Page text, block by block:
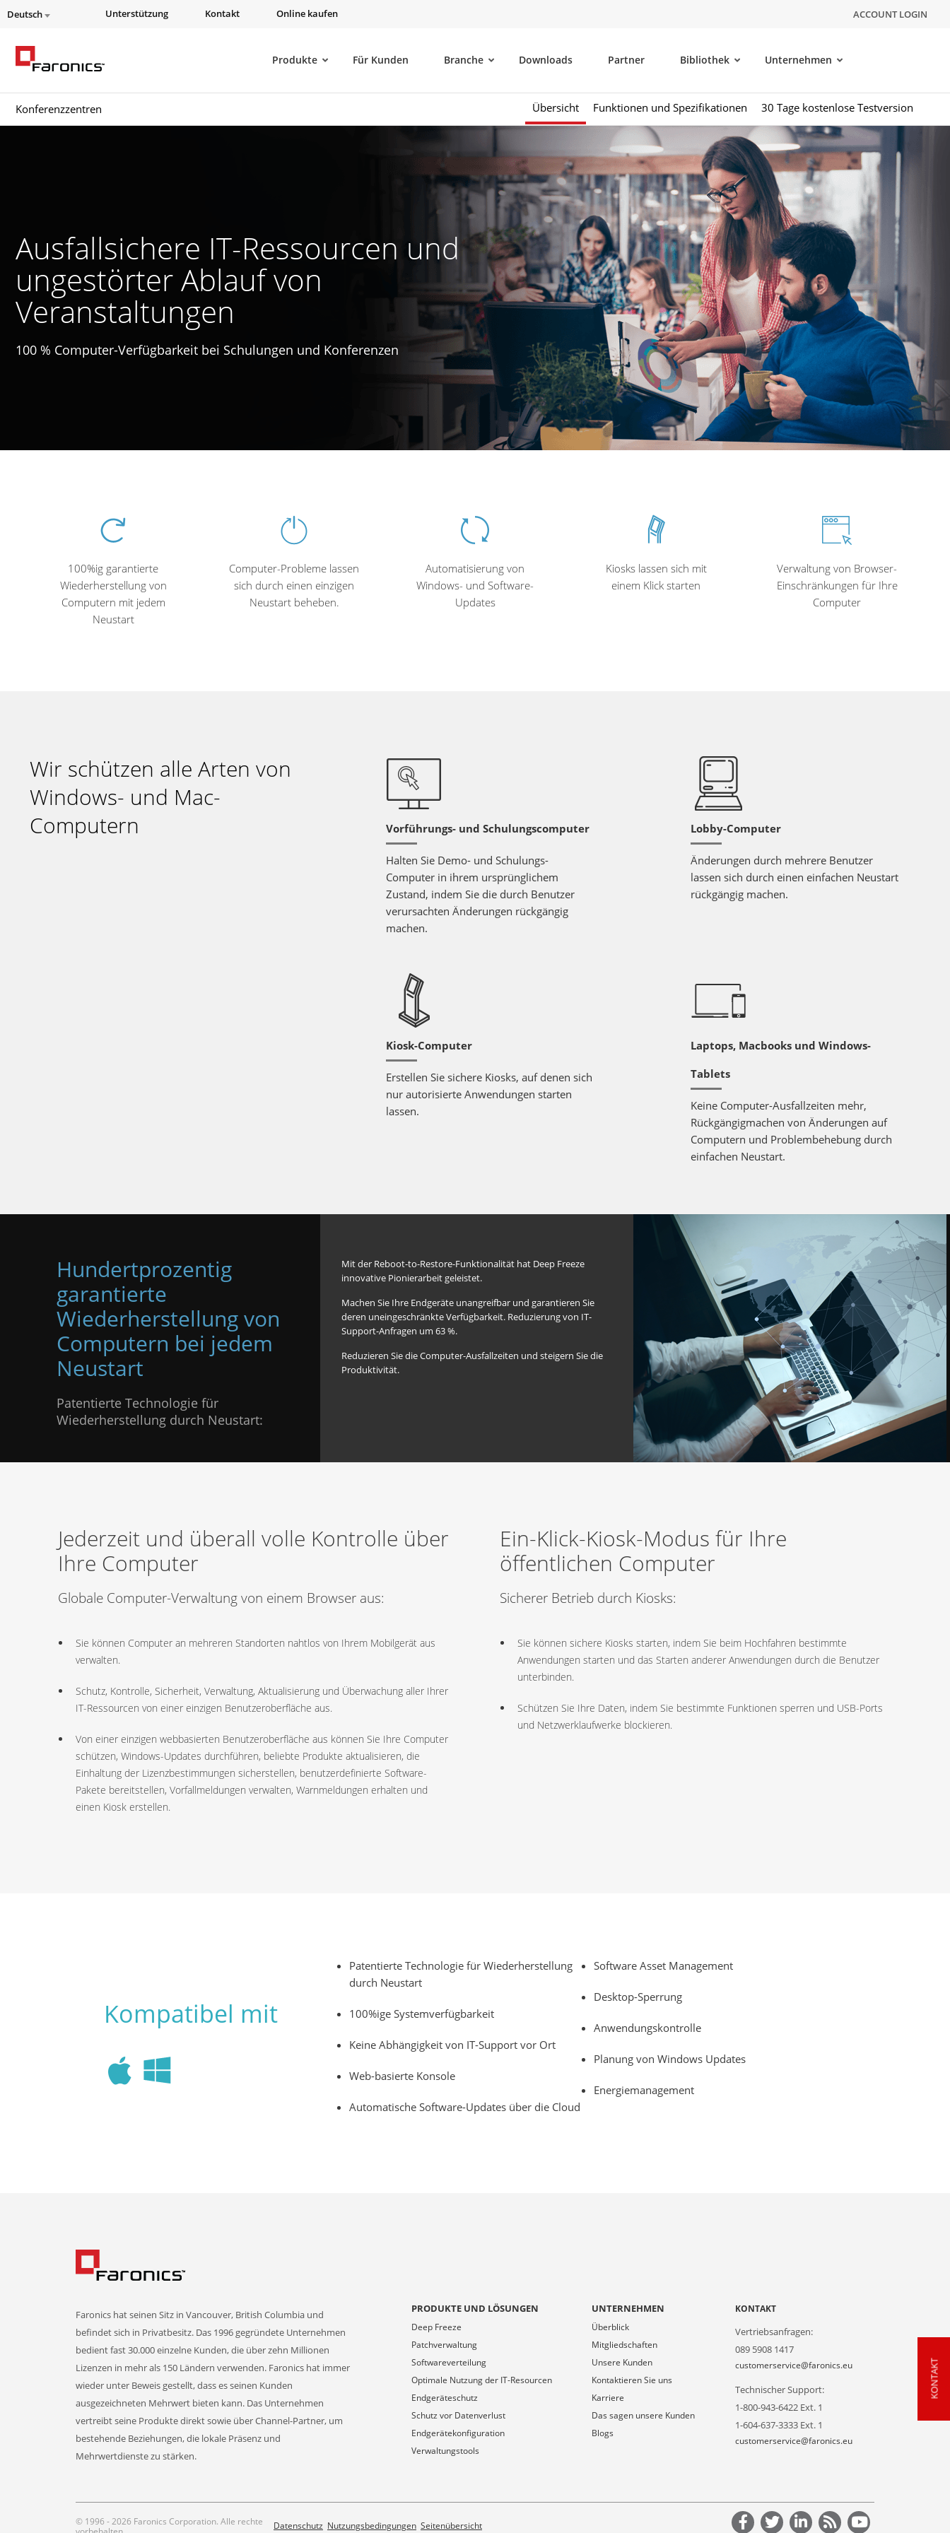
Deutsch Unterstützung Kontakt Online kaufen ACCOUNT LOGIN
Produkte Für Kunden Branche Downloads Partner Bibliothek Unternehmen
Konferenzzentren Übersicht Funktionen und Spezifikationen 30 Tage kostenlose Testversion
Ausfallsichere IT-Ressourcen und
ungestörter Ablauf von
Veranstaltungen
100 % Computer-Verfügbarkeit bei Schulungen und Konferenzen
100%ig garantierte
Wiederherstellung von
Computern mit jedem
Neustart
Computer-Probleme lassen
sich durch einen einzigen
Neustart beheben.
Automatisierung von
Windows- und Software-
Updates
Kiosks lassen sich mit
einem Klick starten
Verwaltung von Browser-
Einschränkungen für Ihre
Computer
Wir schützen alle Arten von
Windows- und Mac-
Computern
Vorführungs- und Schulungscomputer
Halten Sie Demo- und Schulungs-
Computer in ihrem ursprünglichem
Zustand, indem Sie die durch Benutzer
verursachten Änderungen rückgängig
machen.
Lobby-Computer
Änderungen durch mehrere Benutzer
lassen sich durch einen einfachen Neustart
rückgängig machen.
Kiosk-Computer
Erstellen Sie sichere Kiosks, auf denen sich
nur autorisierte Anwendungen starten
lassen.
Laptops, Macbooks und Windows-
Tablets
Keine Computer-Ausfallzeiten mehr,
Rückgängigmachen von Änderungen auf
Computern und Problembehebung durch
einfachen Neustart.
Hundertprozentig
garantierte
Wiederherstellung von
Computern bei jedem
Neustart
Patentierte Technologie für
Wiederherstellung durch Neustart:
Mit der Reboot-to-Restore-Funktionalität hat Deep Freeze
innovative Pionierarbeit geleistet.
Machen Sie Ihre Endgeräte unangreifbar und garantieren Sie
deren uneingeschränkte Verfügbarkeit. Reduzierung von IT-
Support-Anfragen um 63 %.
Reduzieren Sie die Computer-Ausfallzeiten und steigern Sie die
Produktivität.
Jederzeit und überall volle Kontrolle über
Ihre Computer
Globale Computer-Verwaltung von einem Browser aus:
Sie können Computer an mehreren Standorten nahtlos von Ihrem Mobilgerät aus
verwalten.
Schutz, Kontrolle, Sicherheit, Verwaltung, Aktualisierung und Überwachung aller Ihrer
IT-Ressourcen von einer einzigen Benutzeroberfläche aus.
Von einer einzigen webbasierten Benutzeroberfläche aus können Sie Ihre Computer
schützen, Windows-Updates durchführen, beliebte Produkte aktualisieren, die
Einhaltung der Lizenzbestimmungen sicherstellen, benutzerdefinierte Software-
Pakete bereitstellen, Vorfallmeldungen verwalten, Warnmeldungen erhalten und
einen Kiosk erstellen.
Ein-Klick-Kiosk-Modus für Ihre
öffentlichen Computer
Sicherer Betrieb durch Kiosks:
Sie können sichere Kiosks starten, indem Sie beim Hochfahren bestimmte
Anwendungen starten und das Starten anderer Anwendungen durch die Benutzer
unterbinden.
Schützen Sie Ihre Daten, indem Sie bestimmte Funktionen sperren und USB-Ports
und Netzwerklaufwerke blockieren.
Kompatibel mit
Patentierte Technologie für Wiederherstellung
durch Neustart
100%ige Systemverfügbarkeit
Keine Abhängigkeit von IT-Support vor Ort
Web-basierte Konsole
Automatische Software-Updates über die Cloud
Software Asset Management
Desktop-Sperrung
Anwendungskontrolle
Planung von Windows Updates
Energiemanagement
Faronics hat seinen Sitz in Vancouver, British Columbia und
befindet sich in Privatbesitz. Das 1996 gegründete Unternehmen
bedient fast 30.000 einzelne Kunden, die über zehn Millionen
Lizenzen in mehr als 150 Ländern verwenden. Faronics hat immer
wieder unter Beweis gestellt, dass es seinen Kunden
ausgezeichneten Mehrwert bieten kann. Das Unternehmen
vertreibt seine Produkte direkt sowie über Channel-Partner, um
bestehende Beziehungen, die lokale Präsenz und
Mehrwertdienste zu stärken.
PRODUKTE UND LÖSUNGEN
Deep Freeze
Patchverwaltung
Softwareverteilung
Optimale Nutzung der IT-Resourcen
Endgeräteschutz
Schutz vor Datenverlust
Endgerätekonfiguration
Verwaltungstools
UNTERNEHMEN
Überblick
Mitgliedschaften
Unsere Kunden
Kontaktieren Sie uns
Karriere
Das sagen unsere Kunden
Blogs
KONTAKT
Vertriebsanfragen:
089 5908 1417
customerservice@faronics.eu
Technischer Support:
1-800-943-6422 Ext. 1
1-604-637-3333 Ext. 1
customerservice@faronics.eu
© 1996 - 2026 Faronics Corporation. Alle rechte
Datenschutz Nutzungsbedingungen Seitenübersicht
KONTAKT